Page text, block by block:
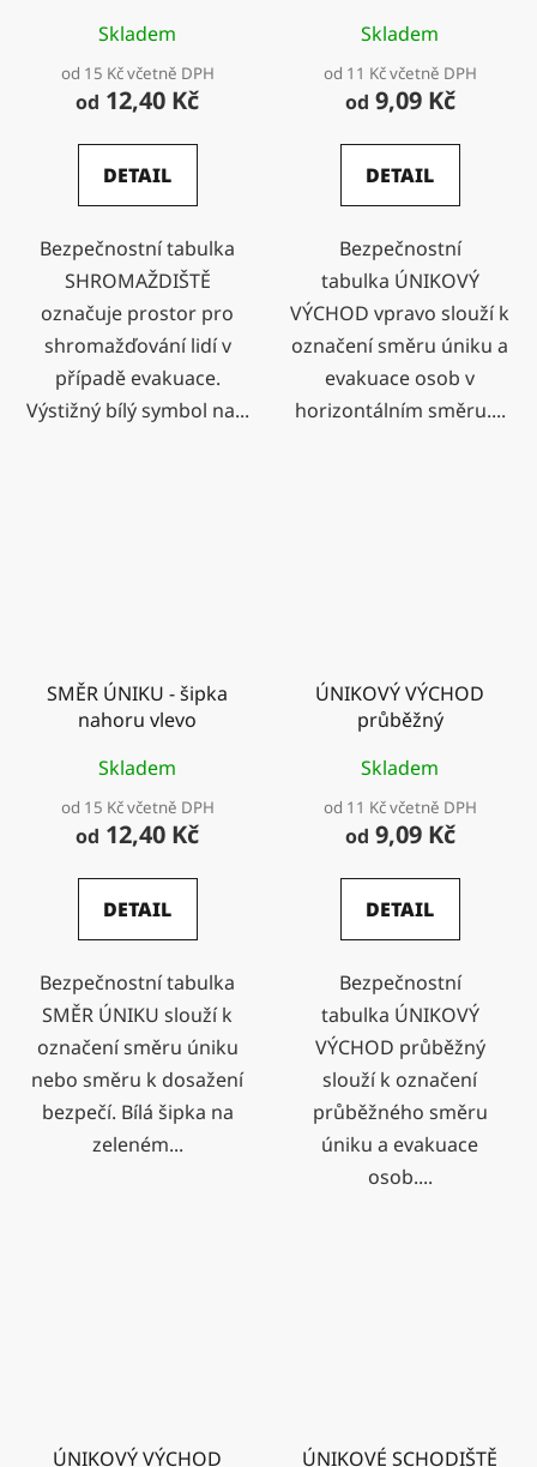
Skladem
od 15 Kč včetně DPH
od 12,40 Kč
DETAIL
Bezpečnostní tabulka
SHROMAŽDIŠTĚ
označuje prostor pro
shromažďování lidí v
případě evakuace.
Výstižný bílý symbol na...
Skladem
od 11 Kč včetně DPH
od 9,09 Kč
DETAIL
Bezpečnostní
tabulka ÚNIKOVÝ
VÝCHOD vpravo slouží k
označení směru úniku a
evakuace osob v
horizontálním směru....
SMĚR ÚNIKU - šipka
nahoru vlevo
Skladem
od 15 Kč včetně DPH
od 12,40 Kč
DETAIL
Bezpečnostní tabulka
SMĚR ÚNIKU slouží k
označení směru úniku
nebo směru k dosažení
bezpečí. Bílá šipka na
zeleném...
ÚNIKOVÝ VÝCHOD
průběžný
Skladem
od 11 Kč včetně DPH
od 9,09 Kč
DETAIL
Bezpečnostní
tabulka ÚNIKOVÝ
VÝCHOD průběžný
slouží k označení
průběžného směru
úniku a evakuace
osob....
ÚNIKOVÝ VÝCHOD
ÚNIKOVÉ SCHODIŠTĚ